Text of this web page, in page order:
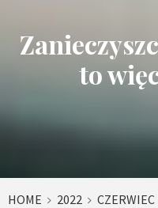
to
HOME 2022 CZERWIEC